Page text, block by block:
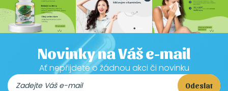
Novinky na Váš e-mail
Ať nepřijdete o žádnou akci či novinku
Odeslat